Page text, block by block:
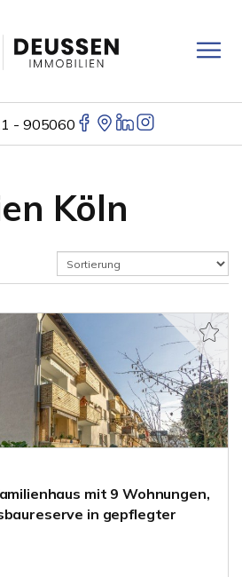
- 905060
Köln
mit 9 Wohnungen,
in gepflegter